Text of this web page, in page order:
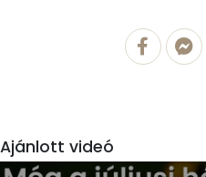
Ajánlott videó